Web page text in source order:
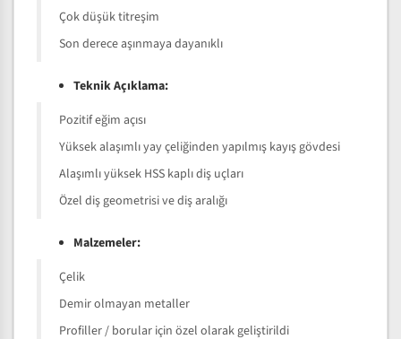
Çok düşük titreşim
Son derece aşınmaya dayanıklı
Teknik Açıklama:
Pozitif eğim açısı
Yüksek alaşımlı yay çeliğinden yapılmış kayış gövdesi
Alaşımlı yüksek HSS kaplı diş uçları
Özel diş geometrisi ve diş aralığı
Malzemeler:
Çelik
Demir olmayan metaller
Profiller / borular için özel olarak geliştirildi